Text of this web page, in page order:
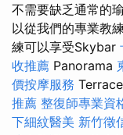
不需要缺乏通常的
以從我們的專業教
練可以享受Skybar
收推薦 Panorama
價按摩服務
推薦 整復師專業資
下細紋醫美 新竹徵